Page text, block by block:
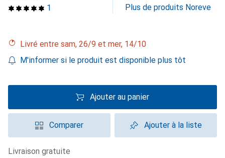
1 Plus de produits Noreve
Livré entre sam, 26/9 et mer, 14/10
M'informer si le produit est disponible plus tôt
Ajouter au panier
Comparer Ajouter à la liste
livraison gratuite